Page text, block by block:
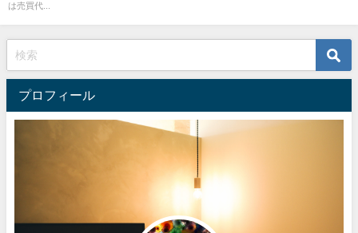
は売買代...
プロフィール